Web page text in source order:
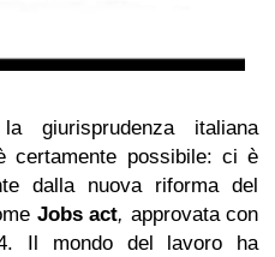
giurisprudenza italiana
certamente possibile: ci è
dalla nuova riforma del
Jobs act, approvata con
Il mondo del lavoro ha